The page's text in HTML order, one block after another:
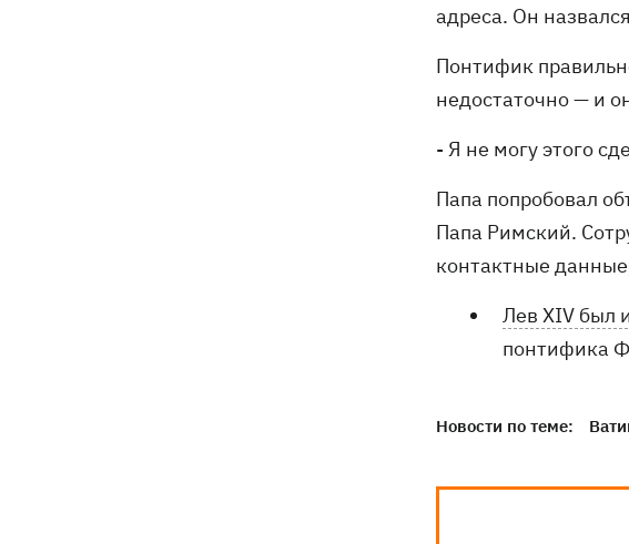
адреса. Он
Понтифик
недостаточно — и
- Я не могу этого
Папа попробовал
Папа Римский.
контактные
Лев XIV был
понтифика
Новости по теме: